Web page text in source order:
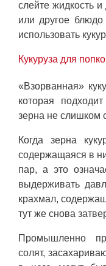
слейте жидкость и
или другое
использовать
Кукуруза для
«Взорванная»
которая
зерна не слишком
Когда зерна
содержащаяся в
пар, а это
выдерживать
крахмал,
тут же снова
Промышленно
солят,